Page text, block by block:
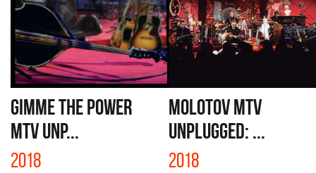
GIMME THE POWER
MTV UNP...
2018
MOLOTOV MTV
UNPLUGGED: ...
2018